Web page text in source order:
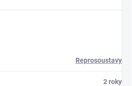
Reprosoustavy
2 roky